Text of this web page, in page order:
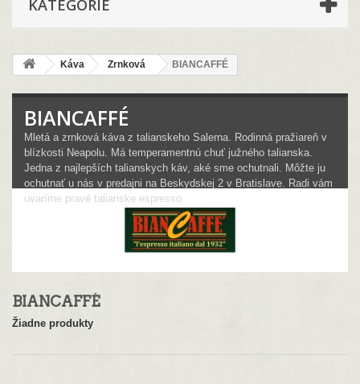
KATEGÓRIE
Káva Zrnková BIANCAFFÉ
BIANCAFFÉ
Mletá a zrnková káva z talianskeho Salerna. Rodinná pražiareň v
blízkosti Neapolu. Má temperamentnú chuť južného talianska.
Jedna z najlepších talianskych káv, aké sme ochutnali. Môžte ju
ochutnať u nás v predajni na Beskydskej 2 v Bratislave. Radi vám
uvaríme pravé talianske espresso.
BIANCAFFÉ
Žiadne produkty